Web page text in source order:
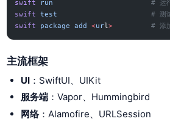
swift
run
# 运
swift
test
# 测
swift
package add <url>
# 添
主流框架
UI：SwiftUI、UIKit
服务端：Vapor、Hummingbird
网络：Alamofire、URLSession